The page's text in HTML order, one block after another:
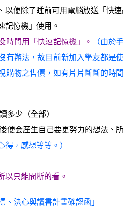
以便除了睡前可用電脳放送「快速
記憶機」使用。
時間用「快速記憶機」。
（由於手
有辦法，故目前新加入學友都是使
購物之售價，如有片片斷斷的時間
多少（全部）
便会産生自己要更努力的想法、所
得，感想等等。）
以只能間断的看。
、決心與讀書計畫確認函」